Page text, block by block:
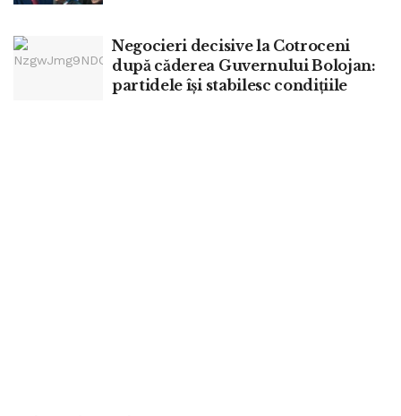
Negocieri decisive la Cotroceni
după căderea Guvernului Bolojan:
partidele își stabilesc condițiile